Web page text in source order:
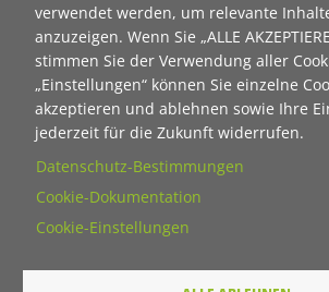
verwendet werden, um relevante
anzuzeigen. Wenn Sie „ALLE
stimmen Sie der Verwendung aller
„Einstellungen“ können Sie einzelne
akzeptieren und ablehnen sowie Ihre
jederzeit für die Zukunft widerrufen.
Datenschutz-Bestimmungen
Cookie-Dokumentation
Cookie-Einstellungen
E-Mail
Wie dürfen wir Sie in Zukunft ansprechen
Sie
Du
verarbeitet und gespeichert. Hier finden